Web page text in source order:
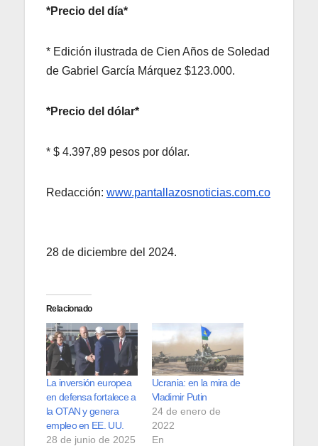
*Precio del día*
* Edición ilustrada de Cien Años de Soledad
de Gabriel García Márquez $123.000.
*Precio del dólar*
* $ 4.397,89 pesos por dólar.
Redacción: www.pantallazosnoticias.com.co
28 de diciembre del 2024.
Relacionado
La inversión europea
en defensa fortalece a
la OTAN y genera
empleo en EE. UU.
28 de junio de 2025
Ucrania: en la mira de
Vladimir Putin
24 de enero de
2022
En